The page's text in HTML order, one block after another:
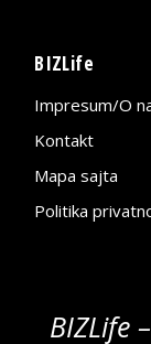
BIZLife
Impresum/O
Kontakt
Mapa sajta
Politika
BIZLife